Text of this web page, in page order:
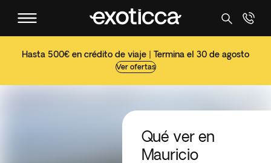
Hasta 500€ en crédito de viaje | Termina el 30 de agosto
Ver ofertas
Qué ver en
Mauricio